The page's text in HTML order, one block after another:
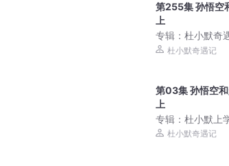
第255集 孙悟空
上
专辑： 杜小默奇
杜小默奇遇记
第03集 孙悟空
上
专辑： 杜小默上
杜小默奇遇记